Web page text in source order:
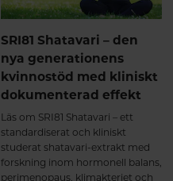
första veckorna till långsiktigt
stöd för muskler och leder
Intresset för kollagentillskott
fortsätter att öka – inte bara för
hudens skull, utan också för
muskler, leder, senor och annan
bindväv. Men vad händer
egentligen i kroppen när man
börjar ta ett multikollagen med
kollagen typ I, II och III? Här går
vi igenom vad forskningen visar –
från de första veckorna till de
SRI81 Shatavari – den
nya generationens
kvinnostöd med kliniskt
dokumenterad effekt
Läs om SRI81 Shatavari – ett
standardiserat och kliniskt
studerat shatavari-extrakt med
forskning inom hormonell balans,
perimenopaus, klimakteriet och